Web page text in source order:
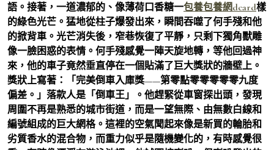
語。接著，一道濃郁的、像薄荷口香糖一包養包養網dcard樣
的綠色光芒。猛地從柱子爆發出來，瞬間吞噬了何手殘和他
的掀背車。光芒消失後，窄巷恢復了平靜，只剩下獨角獸雕
像一臉困惑的表情。何手殘感覺一陣天旋地轉，等他回過神
來，他的車子竟然垂直停在一個貼滿了巨大獎狀的牆壁上。
獎狀上寫著：「完美倒車入庫獎——第零點零零零零零九度
偏差。」落款人是「倒車王」。他趕緊從車窗探出頭，發現
周圍不再是熟悉的城市街道，而是一望無際、由無數白線和
編號組成的巨大網格。這裡的空氣聞起來像是新買的輪胎和
劣質香水的混合物，而重力似乎是隨機變化的，有時感覺很